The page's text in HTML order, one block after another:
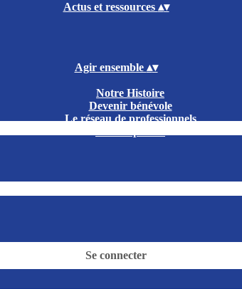
Actus et ressources ▴▾
Agir ensemble ▴▾
Notre Histoire
Devenir bénévole
Le réseau de professionnels
Se connecter